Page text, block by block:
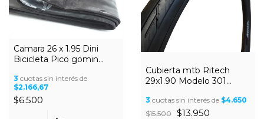
Camara 26 x 1.95 Dini
Bicicleta Pico gomin
3 cuotas sin interés de
$2.166,67
$6.500
Cubierta mtb Ritech
29x1.90 Modelo 301
3 cuotas sin interés de $4.650
$15.500 $13.950